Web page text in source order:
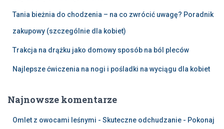
Tania bieżnia do chodzenia – na co zwrócić uwagę? Poradnik
zakupowy (szczególnie dla kobiet)
Trakcja na drążku jako domowy sposób na ból pleców
Najlepsze ćwiczenia na nogi i pośladki na wyciągu dla kobiet
Najnowsze komentarze
Omlet z owocami leśnymi - Skuteczne odchudzanie - Pokonaj